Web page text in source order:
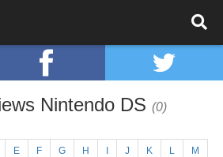
Nintendo DS (0)
E F G H J K L M